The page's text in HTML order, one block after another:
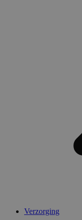
Verzorging